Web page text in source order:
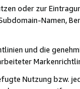
oder zur
Namen,
und die
Nutzung bzw.